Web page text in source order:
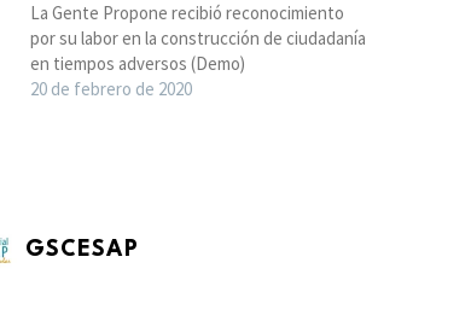
La Gente Propone recibió reconocimiento
por su labor en la construcción de ciudadanía
en tiempos adversos (Demo)
20 de febrero de 2020
GSCESAP